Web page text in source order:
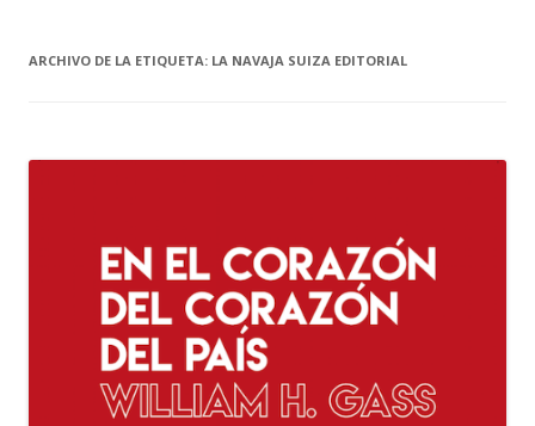
ARCHIVO DE LA ETIQUETA: LA NAVAJA SUIZA EDITORIAL